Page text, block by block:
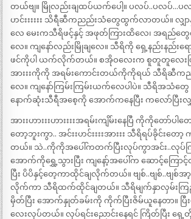
တယ်ဗျ။ မြိုလည်းချထပ်ယက်ပေါ့။ ပလပ်..ပလပ်…ပလ
ဟင်းးးးးး သိရီဆီကညည်းသံတွေထွက်လာတယ်။ လျှာနှ
လေ မေးကသီရိဖင့်နှင့် အဖုတ်ကြားထိလေ၊ အရည်
လေ။ ကျနော်လည်းမြိုချလေ။ သီရိကို ရှေ့နည်းနည်းရ
ဖင်ကိုပါ ယက်လိုက်တယ်။ စအိုဝလေးက စူတူတူလေးဖ
အားးးကိုကို အရမ်းကောင်းတယ်ကိုကိုရယ် သီရိဆီ
လေ။ ကျနော်ကြမ်းကြမ်းယက်လေပါပဲ။ သီရိအသံတွ
နောက်ဆုံးသီရီအစေ့ကို အောက်ကနေပြီး ကလော်ပြီးလ
အားးဟားးးဟားးးးအရမ်းကျိမ်းနေပြီ ကိုကိုတော်ပ
တော့ဘူးကွာ.. အင်းးဟင်းးးးအားးး သီရိရပ်ခိုင်းတေ
တယ်။ သဲ..ကိုကိုအပေါ်ကတက်ပြီးလုပ်ကွာအင်း..လု
အောက်ကိုရွှေ့သွားပြီး ကျနော့်အပေါ်က ဆောင့်ကြေ
ပြီး ပိပိနှင့်တေ့ကာထိုင်ချလိုက်တယ်။ ဗျစ်..ဗျစ်..ဗျစ်အ
လိုက်ကာ သီရိထက်ထိုင်ချတယ်။ သီရိမျက်နှာလှမ်းကြ
မှိတ်ပြီး အောက်နှုတ်ခမ်းကို ကိုက်ပြီးဇိမ်ယူနေတာ။ ပြီ
လေးလုပ်တယ်။ လုပ်ရင်းညောင်းနေရင် ကြိတ်ပြီး ရှ